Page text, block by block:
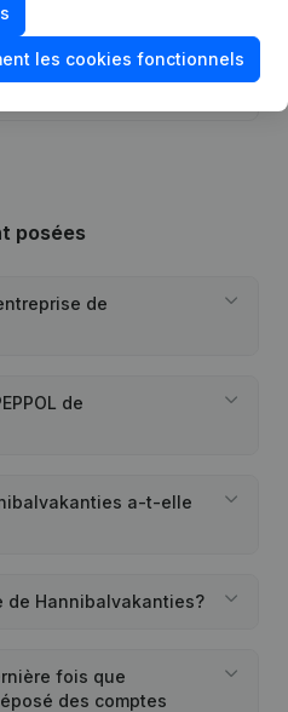
Social - Demissions -
posées
de
de
a-t-elle
de Hannibalvakanties?
fois que
des comptes
les cookies fonctionnels